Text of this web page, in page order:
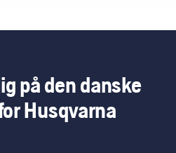
på den danske
Husqvarna